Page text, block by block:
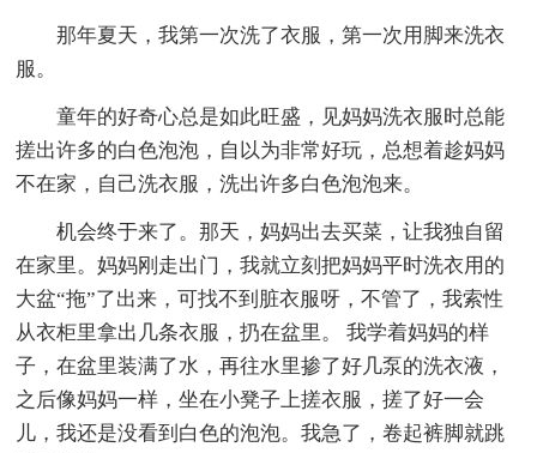
那年夏天，我第一次洗了衣服，第一次用脚来洗衣
服。
童年的好奇心总是如此旺盛，见妈妈洗衣服时总能
搓出许多的白色泡泡，自以为非常好玩，总想着趁妈妈
不在家，自己洗衣服，洗出许多白色泡泡来。
机会终于来了。那天，妈妈出去买菜，让我独自留
在家里。妈妈刚走出门，我就立刻把妈妈平时洗衣用的
大盆“拖”了出来，可找不到脏衣服呀，不管了，我索性
从衣柜里拿出几条衣服，扔在盆里。 我学着妈妈的样
子，在盆里装满了水，再往水里掺了好几泵的洗衣液，
之后像妈妈一样，坐在小凳子上搓衣服，搓了好一会
儿，我还是没看到白色的泡泡。我急了，卷起裤脚就跳